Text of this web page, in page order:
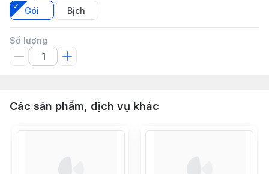
Gói
Bịch
Số lượng
Các sản phẩm, dịch vụ khác